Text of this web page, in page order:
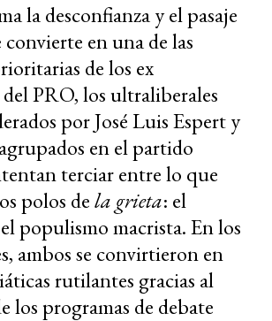
la desconfianza y el pasaje
convierte en una de las
de los ex
PRO, los ultraliberales
por José Luis Espert y
en el partido
terciar entre lo que
polos dela grieta: el
populismo macrista. En los
ambos se convirtieron en
rutilantes gracias al
los programas de debate